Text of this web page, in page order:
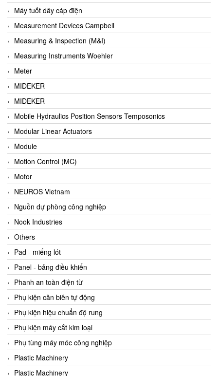
Barel Vietnam
Barksdale
Bartec
Basco
Baumer
Baumuller Vietnam
Baykee
BBC Bircher Smart Access
BCS ITALY
BEA SENSORS
Beacon Extender
Beckhoff
Bedook
Bei Sensor
Beijer
Beinlich-pumps
Beka
BEKO
Belimo
Benetech Vietnam
Bently Nevada
Bentone Vietnam
Bernstein Vietnam
Berthold
Bestech
Máy tuốt dây cáp điện
Measurement Devices Campbell
Measuring & Inspection (M&I)
Measuring Instruments Woehler
Meter
MIDEKER
MIDEKER
Mobile Hydraulics Position Sensors Temposonics
Modular Linear Actuators
Module
Motion Control (MC)
Motor
NEUROS Vietnam
Nguồn dự phòng công nghiệp
Nook Industries
Others
Pad - miếng lót
Panel - bảng điều khiển
Phanh an toàn điện từ
Phụ kiện căn biên tự động
Phụ kiện hiệu chuẩn độ rung
Phụ kiện máy cắt kim loại
Phụ tùng máy móc công nghiệp
Plastic Machinery
Plastic Machinery